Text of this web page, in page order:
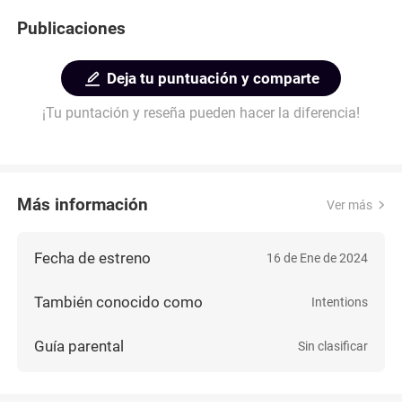
Publicaciones
Deja tu puntuación y comparte
¡Tu puntación y reseña pueden hacer la diferencia!
Más información Ver más
Fecha de estreno 16 de Ene de 2024
También conocido como Intentions
Guía parental Sin clasificar